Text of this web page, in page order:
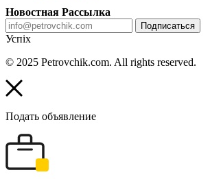
Новостная Рассылка
Подписаться
Успіх
© 2025 Petrovchik.com. All rights reserved.
Подать объявление